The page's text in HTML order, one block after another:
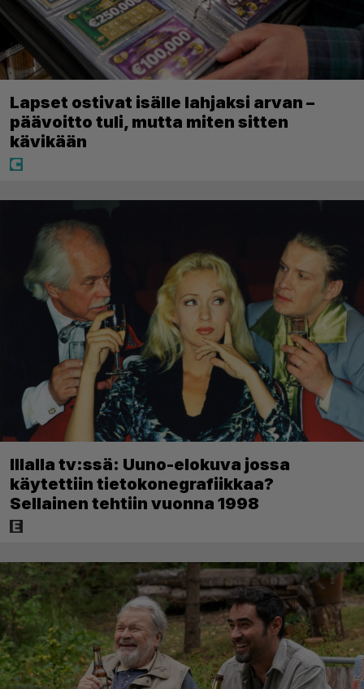
Lapset ostivat isälle lahjaksi arvan –
päävoitto tuli, mutta miten sitten
kävikään
Illalla tv:ssä: Uuno-elokuva jossa
käytettiin tietokonegrafiikkaa?
Sellainen tehtiin vuonna 1998